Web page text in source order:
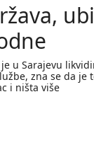
u Sarajevu
zna se da je
i ništa više